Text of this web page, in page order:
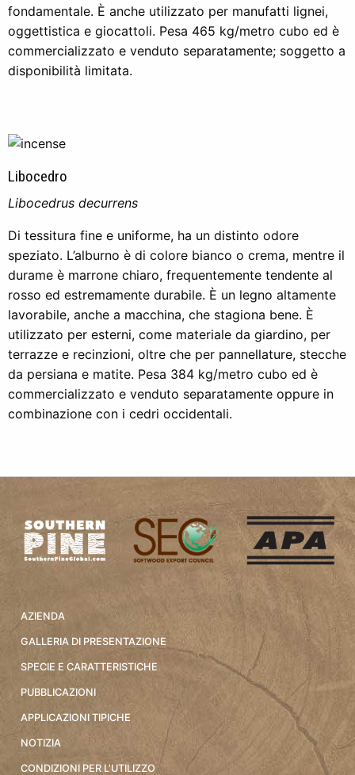
fondamentale. È anche utilizzato per manufatti lignei,
oggettistica e giocattoli. Pesa 465 kg/metro cubo ed è
commercializzato e venduto separatamente; soggetto a
disponibilità limitata.
Libocedro
Libocedrus decurrens
Di tessitura fine e uniforme, ha un distinto odore
speziato. L’alburno è di colore bianco o crema, mentre il
durame è marrone chiaro, frequentemente tendente al
rosso ed estremamente durabile. È un legno altamente
lavorabile, anche a macchina, che stagiona bene. È
utilizzato per esterni, come materiale da giardino, per
terrazze e recinzioni, oltre che per pannellature, stecche
da persiana e matite. Pesa 384 kg/metro cubo ed è
commercializzato e venduto separatamente oppure in
combinazione con i cedri occidentali.
AZIENDA
GALLERIA DI PRESENTAZIONE
SPECIE E CARATTERISTICHE
PUBBLICAZIONI
APPLICAZIONI TIPICHE
NOTIZIA
CONDIZIONI PER L’UTILIZZO